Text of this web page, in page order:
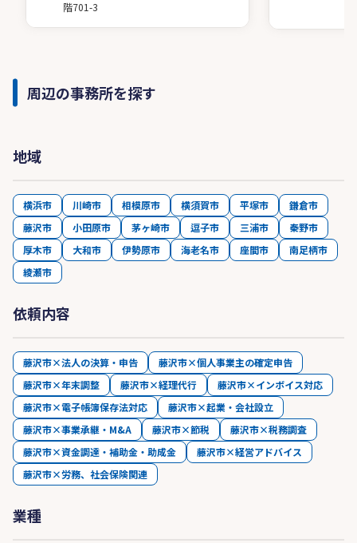
階701-3
周辺の事務所を探す
地域
横浜市 川崎市 相模原市 横須賀市 平塚市
鎌倉市
藤沢市
小田原市 茅ヶ崎市 逗子市 三浦市
秦野市
厚木市
大和市 伊勢原市 海老名市 座間市
南足柄市
綾瀬市
依頼内容
藤沢市×法人の決算・申告
藤沢市×個人事業主の確定申告
藤沢市×年末調整
藤沢市×経理代行
藤沢市×インボイス対応
藤沢市×電子帳簿保存法対応
藤沢市×起業・会社設立
藤沢市×事業承継・M&A
藤沢市×節税
藤沢市×税務調査
藤沢市×資金調達・補助金・助成金
藤沢市×経営アドバイス
藤沢市×労務、社会保険関連
業種